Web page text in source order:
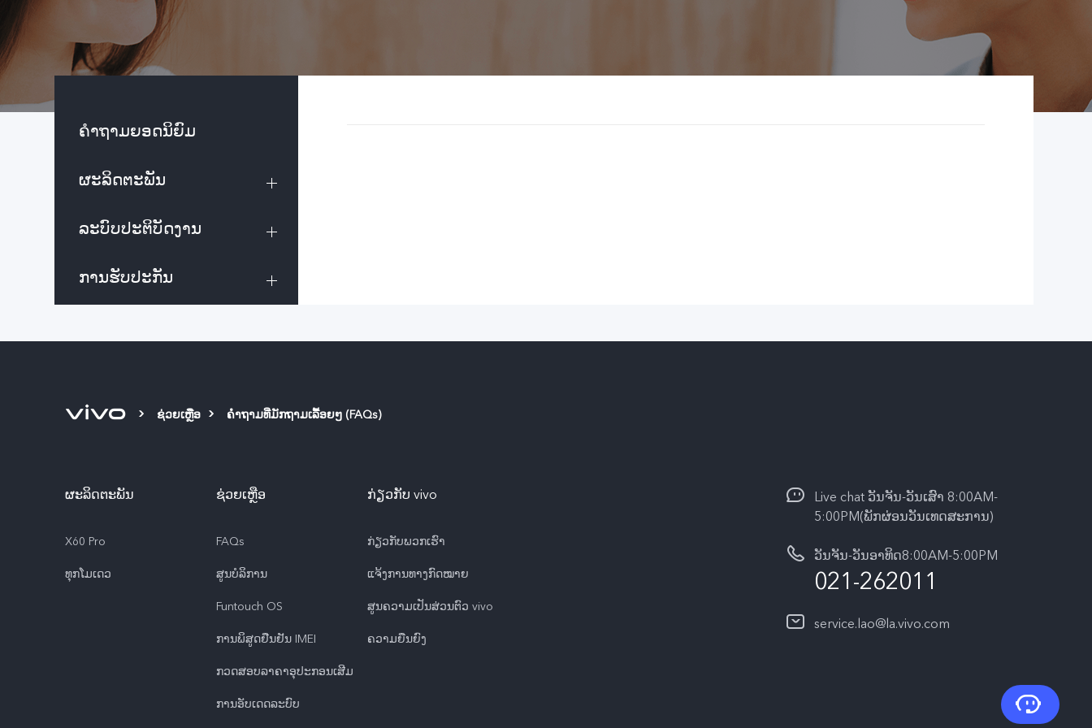
ຄຳຖາມຍອດນິຍົມ
ຜະລິດຕະພັນ
ລະບົບປະຕິບັດງານ
ການຮັບປະກັນ
ຊ່ວຍເຫຼືອ ຄຳຖາມທີ່ມັກຖາມເລື້ອຍໆ (FAQs)
ຜະລິດຕະພັນ
X60 Pro
ທຸກໂມເດວ
ຊ່ວຍເຫຼືອ
FAQs
ສູນບໍລິການ
Funtouch OS
ການພິສູດຢືນຢັນ IMEI
ກວດສອບລາຄາອຸປະກອນເສີມ
ການອັບເດດລະບົບ
ກ່ຽວກັບ vivo
ກ່ຽວ​ກັບ​ພວກ​ເຮົາ
ແຈ້ງ​ການ​ທາງ​ກົດ​ໝາຍ
ສູນຄວາມເປັນສ່ວນຕົວ vivo
ຄວາມຍືນຍົງ
Live chat ວັນຈັນ-ວັນເສົາ 8:00AM-
5:00PM(ພັກຜ່ອນວັນເທດສະການ)
ວັນຈັນ-ວັນອາທິດ8:00AM-5:00PM
021-262011
service.lao@la.vivo.com